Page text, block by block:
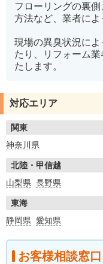
フローリングの裏
方法など、業者によ
現場の異臭状況に
たり、リフォーム
たします。
対応エリア
関東
神奈川県
北陸・甲信越
山梨県 長野県
東海
静岡県 愛知県
お客様相談窓口